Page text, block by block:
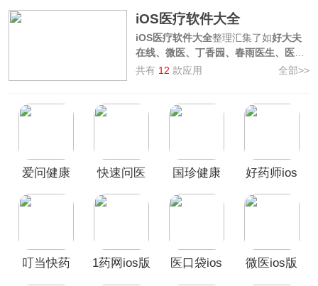
iOS医疗软件大全
iOS医疗软件大全整理汇集了如好大夫
在线、微医、丁香园、春雨医生、医口
袋等多款iOS好用的医疗相关手机应
务，是您手机上的私人医师助手，欢迎
共有 12 款应用 全部>>
爱问健康
快速问医
国珍健康
好药师ios
叮当快药
1药网ios版
医口袋ios
微医ios版